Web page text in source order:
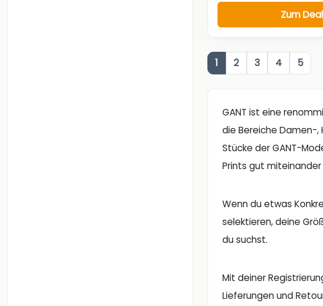
Zum Deal
1 2 3 4 5
GANT ist eine
die Bereiche Damen-,
Stücke der GANT-
Prints gut miteinander
Wenn du etwas
selektieren, deine
du suchst.
Mit deiner
Lieferungen und